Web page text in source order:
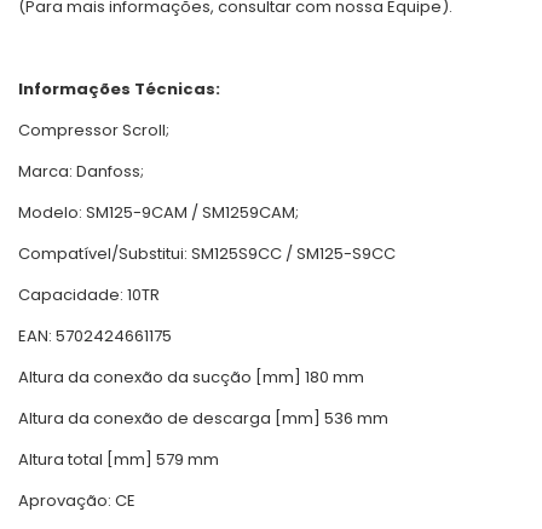
(Para mais informações, consultar com nossa Equipe).
Informações Técnicas:
Compressor Scroll;
Marca: Danfoss;
Modelo: SM125-9CAM / SM1259CAM;
Compatível/Substitui: SM125S9CC / SM125-S9CC
Capacidade: 10TR
EAN: 5702424661175
Altura da conexão da sucção [mm] 180 mm
Altura da conexão de descarga [mm] 536 mm
Altura total [mm] 579 mm
Aprovação: CE